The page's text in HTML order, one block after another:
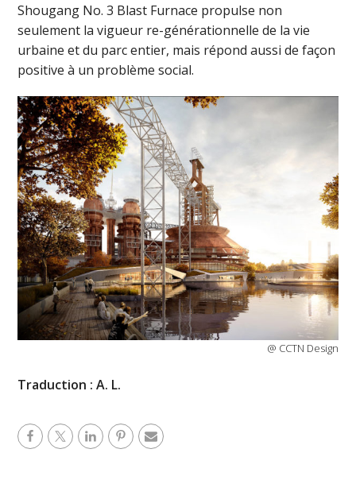
Shougang No. 3 Blast Furnace propulse non
seulement la vigueur re-générationnelle de la vie
urbaine et du parc entier, mais répond aussi de façon
positive à un problème social.
@ CCTN Design
Traduction : A. L.